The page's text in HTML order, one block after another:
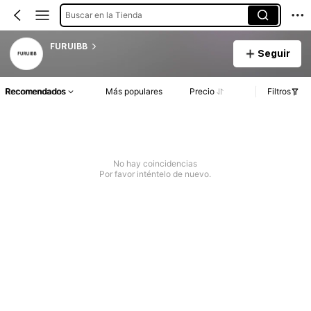
Buscar en la Tienda
FURUIBB
Seguir
Recomendados Más populares Precio Filtros
No hay coincidencias
Por favor inténtelo de nuevo.